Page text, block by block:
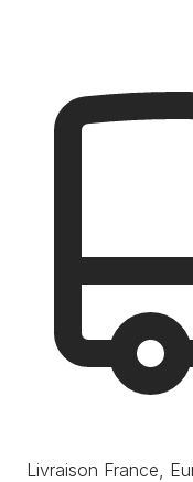
Livraison France,